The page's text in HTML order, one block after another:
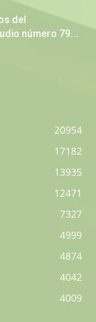
del
número 79...
20954
17182
13935
12471
7327
4999
4874
4042
4009